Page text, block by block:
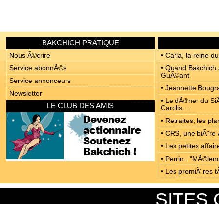
BAKCHICH PRATIQUE
Nous Ã©crire
Service abonnÃ©s
Service annonceurs
Newsletter
LE CLUB DES AMIS
• Carla, la reine
• Quand
GuÃ©ant
• Jeannette
• Le dÃ®ner du
Carolis…
• Retraites, les
• CRS, une
• Les petites
• Perrin :
• Les premiÃ¨res
SITES